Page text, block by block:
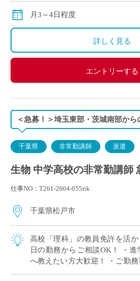
月3～4日程度
詳しく見る
エントリーする
＜急募！＞埼玉東部・茨城南部か
千葉県 非常勤講師 派遣
生物 中学高校の非常勤講師
仕事NO：T261-2604-055rik
千葉県松戸市
高校「理科」の教員免許を活
日の勤務からご相談OK！ ・進
へ教えたい方大歓迎！ ・ご勤